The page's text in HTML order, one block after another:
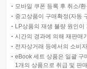
모바일 쿠폰 등록 후 취소/
중고상품이 구매확정(자동
LP상품의 재생 불량 원인
시간의 경과에 의해 재판매
전자상거래 등에서의 소비
eBook 세트 상품은 일괄 구
1개의 상품으로 취급 및 판